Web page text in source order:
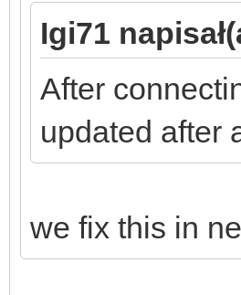
Igi71
After
updated after
we fix this in